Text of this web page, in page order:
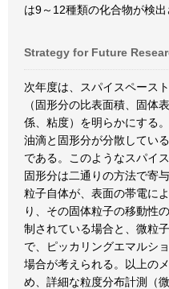
は9～12種類の化合物が検出
Strategy for Future
次年度は、スパイスペース
（固形分の比表面積、固体
係、粘度）を明らかにする
油滴と固形分が分散してい
である。このようなスパイ
固形分は二通りの方法で寄
粒子自体が、表面の帯電に
り、その固体粒子の移動性
制されている場合と、微粒
で、ピッカリングエマルシ
場合が考えられる。以上の
め、詳細な粒度分布計測（